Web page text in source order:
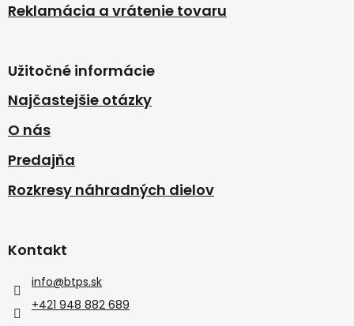
Reklamácia a vrátenie tovaru
Užitočné informácie
Najčastejšie otázky
O nás
Predajňa
Rozkresy náhradných dielov
Kontakt
info@btps.sk
+421 948 882 689